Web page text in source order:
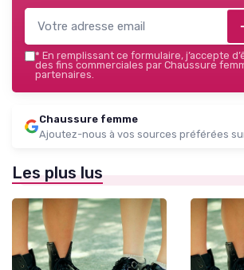
* En remplissant ce formulaire, j’accepte
des fins commerciales par Chaussure
partenaires.
Chaussure femme
Ajoutez-nous à vos sources préférées
Les plus lus